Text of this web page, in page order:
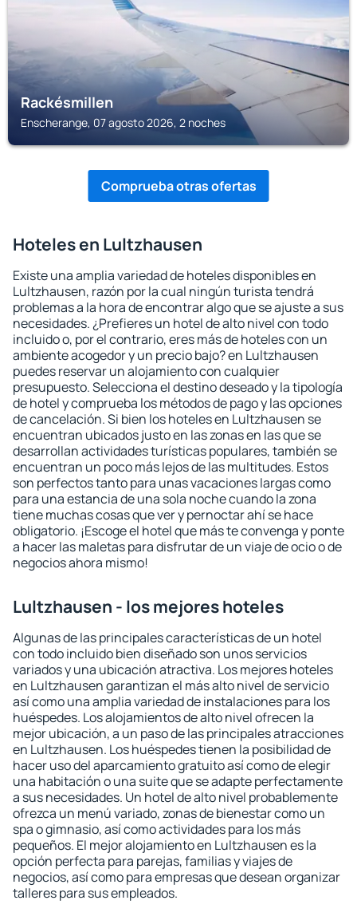
Rackésmillen
Enscherange, 07 agosto 2026, 2 noches
Comprueba otras ofertas
Hoteles en Lultzhausen
Existe una amplia variedad de hoteles disponibles en
Lultzhausen, razón por la cual ningún turista tendrá
problemas a la hora de encontrar algo que se ajuste a sus
necesidades. ¿Prefieres un hotel de alto nivel con todo
incluido o, por el contrario, eres más de hoteles con un
ambiente acogedor y un precio bajo? en Lultzhausen
puedes reservar un alojamiento con cualquier
presupuesto. Selecciona el destino deseado y la tipología
de hotel y comprueba los métodos de pago y las opciones
de cancelación. Si bien los hoteles en Lultzhausen se
encuentran ubicados justo en las zonas en las que se
desarrollan actividades turísticas populares, también se
encuentran un poco más lejos de las multitudes. Estos
son perfectos tanto para unas vacaciones largas como
para una estancia de una sola noche cuando la zona
tiene muchas cosas que ver y pernoctar ahí se hace
obligatorio. ¡Escoge el hotel que más te convenga y ponte
a hacer las maletas para disfrutar de un viaje de ocio o de
negocios ahora mismo!
Lultzhausen - los mejores hoteles
Algunas de las principales características de un hotel
con todo incluido bien diseñado son unos servicios
variados y una ubicación atractiva. Los mejores hoteles
en Lultzhausen garantizan el más alto nivel de servicio
así como una amplia variedad de instalaciones para los
huéspedes. Los alojamientos de alto nivel ofrecen la
mejor ubicación, a un paso de las principales atracciones
en Lultzhausen. Los huéspedes tienen la posibilidad de
hacer uso del aparcamiento gratuito así como de elegir
una habitación o una suite que se adapte perfectamente
a sus necesidades. Un hotel de alto nivel probablemente
ofrezca un menú variado, zonas de bienestar como un
spa o gimnasio, así como actividades para los más
pequeños. El mejor alojamiento en Lultzhausen es la
opción perfecta para parejas, familias y viajes de
negocios, así como para empresas que desean organizar
talleres para sus empleados.